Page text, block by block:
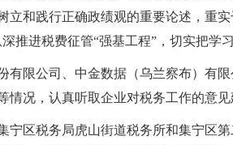
立和践行正确政绩观的重要论述，重
推进税费征管“强基工程”，切实把学
有限公司、中金数据（乌兰察布）有
况，认真听取企业对税务工作的意见
宁区税务局虎山街道税务所和集宁区